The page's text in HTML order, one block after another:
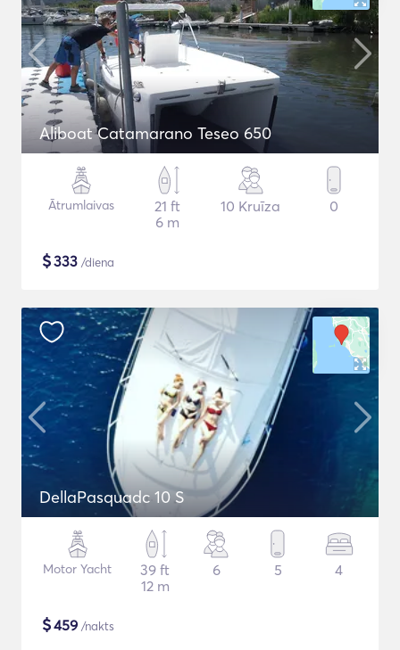
Aliboat Catamarano Teseo 650
Ātrumlaivas
21 ft
6 m
10 Kruīza 0
$333 /diena
DellaPasquadc 10 S
Motor Yacht
39 ft
12 m
6 5 4
$459 /nakts